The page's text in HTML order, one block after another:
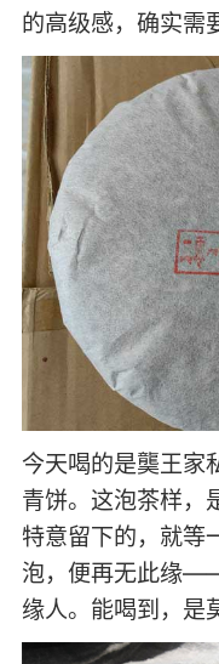
的高级感，确实需
今天喝的是龑王家
青饼。这泡茶样，
特意留下的，就等
泡，便再无此缘
缘人。能喝到，是